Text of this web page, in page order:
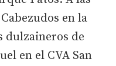
en la
dulzaineros de
en el CVA San